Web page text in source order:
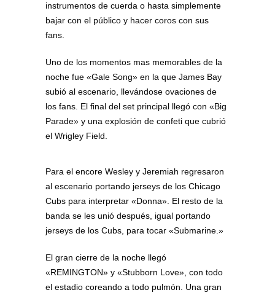
instrumentos de cuerda o hasta simplemente
bajar con el público y hacer coros con sus
fans.
Uno de los momentos mas memorables de la
noche fue «Gale Song» en la que James Bay
subió al escenario, llevándose ovaciones de
los fans. El final del set principal llegó con «Big
Parade» y una explosión de confeti que cubrió
el Wrigley Field.
Para el encore Wesley y Jeremiah regresaron
al escenario portando jerseys de los Chicago
Cubs para interpretar «Donna». El resto de la
banda se les unió después, igual portando
jerseys de los Cubs, para tocar «Submarine.»
El gran cierre de la noche llegó
«REMINGTON» y «Stubborn Love», con todo
el estadio coreando a todo pulmón. Una gran